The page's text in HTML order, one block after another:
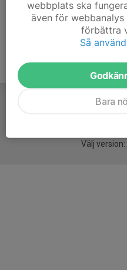
Välj version:
webbplats ska
även för
förbättra
Så
Bara